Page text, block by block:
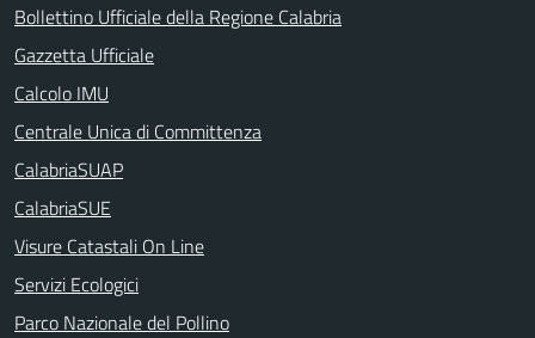
Bollettino Ufficiale della Regione Calabria
Gazzetta Ufficiale
Calcolo IMU
Centrale Unica di Committenza
CalabriaSUAP
CalabriaSUE
Visure Catastali On Line
Servizi Ecologici
Parco Nazionale del Pollino